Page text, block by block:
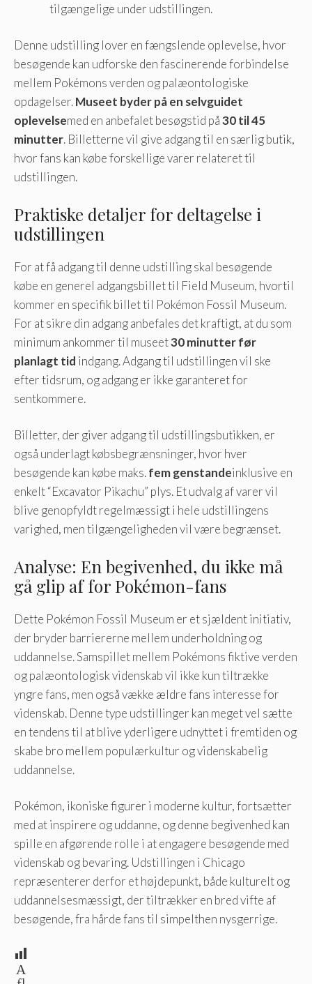
tilgængelige under udstillingen.
Denne udstilling lover en fængslende oplevelse, hvor
besøgende kan udforske den fascinerende forbindelse
mellem Pokémons verden og palæontologiske
opdagelser.Museet byder på en selvguidet
oplevelsemed en anbefalet besøgstid på30 til 45
minutter. Billetterne vil give adgang til en særlig butik,
hvor fans kan købe forskellige varer relateret til
udstillingen.
Praktiske detaljer for deltagelse i
udstillingen
For at få adgang til denne udstilling skal besøgende
købe en generel adgangsbillet til Field Museum, hvortil
kommer en specifik billet til Pokémon Fossil Museum.
For at sikre din adgang anbefales det kraftigt, at du som
minimum ankommer til museet30 minutter før
planlagt tid indgang. Adgang til udstillingen vil ske
efter tidsrum, og adgang er ikke garanteret for
sentkommere.
Billetter, der giver adgang til udstillingsbutikken, er
også underlagt købsbegrænsninger, hvor hver
besøgende kan købe maks.fem genstandeinklusive en
enkelt “Excavator Pikachu” plys. Et udvalg af varer vil
blive genopfyldt regelmæssigt i hele udstillingens
varighed, men tilgængeligheden vil være begrænset.
Analyse: En begivenhed, du ikke må
gå glip af for Pokémon-fans
Dette Pokémon Fossil Museum er et sjældent initiativ,
der bryder barriererne mellem underholdning og
uddannelse. Samspillet mellem Pokémons fiktive verden
og palæontologisk videnskab vil ikke kun tiltrække
yngre fans, men også vække ældre fans interesse for
videnskab. Denne type udstillinger kan meget vel sætte
en tendens til at blive yderligere udnyttet i fremtiden og
skabe bro mellem populærkultur og videnskabelig
uddannelse.
Pokémon, ikoniske figurer i moderne kultur, fortsætter
med at inspirere og uddanne, og denne begivenhed kan
spille en afgørende rolle i at engagere besøgende med
videnskab og bevaring. Udstillingen i Chicago
repræsenterer derfor et højdepunkt, både kulturelt og
uddannelsesmæssigt, der tiltrækker en bred vifte af
besøgende, fra hårde fans til simpelthen nysgerrige.
A
fl